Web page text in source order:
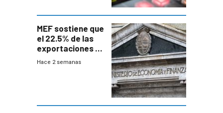
MEF sostiene que
el 22.5% de las
exportaciones a
EE.UU se verán
Hace 2 semanas